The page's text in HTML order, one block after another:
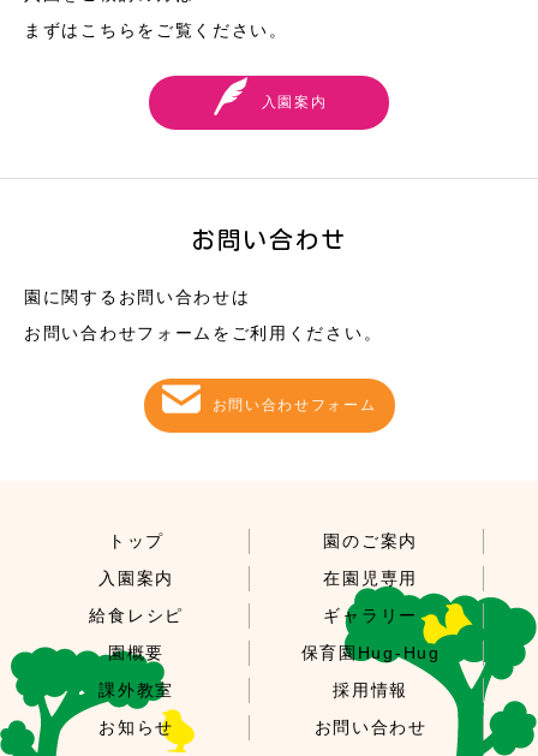
まずはこちらをご覧ください。
入園案内
お問い合わせ
園に関するお問い合わせは
お問い合わせフォームをご利用ください。
お問い合わせフォーム
トップ
園のご案内
入園案内
在園児専用
給食レシピ
ギャラリー
園概要
保育園Hug-Hug
課外教室
採用情報
お知らせ
お問い合わせ